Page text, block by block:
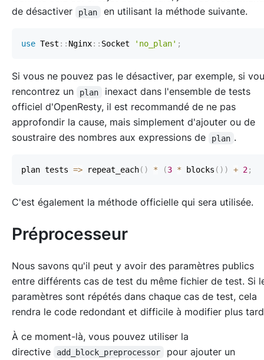
de désactiver
plan en utilisant la méthode suivante.
use Test : : Nginx: : Socket 'no_plan' ;
Si vous ne pouvez pas le désactiver, par exemple, si
rencontrez un
plan
inexact dans l'ensemble de tests
officiel d'OpenResty, il est recommandé de ne pas
approfondir la cause, mais simplement d'ajouter ou de
soustraire des nombres aux expressions de
plan .
plan tests => repeat_each( ) * (3 * blocks ( ) ) + 2;
C'est également la méthode officielle qui sera utilisée.
Préprocesseur
Nous savons qu'il peut y avoir des paramètres publics
entre différents cas de test du même fichier de test. Si
paramètres sont répétés dans chaque cas de test, cela
rendra le code redondant et difficile à modifier plus
À ce moment-là, vous pouvez utiliser la
directive
add_block_preprocessor
pour ajouter un